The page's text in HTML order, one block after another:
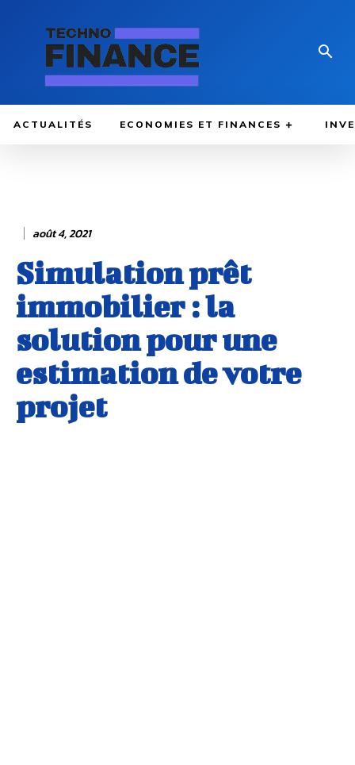
ACTUALITÉS ECONOMIES ET FINANCES
août 4, 2021
Simulation prêt
immobilier : la
solution pour une
estimation de votre
projet